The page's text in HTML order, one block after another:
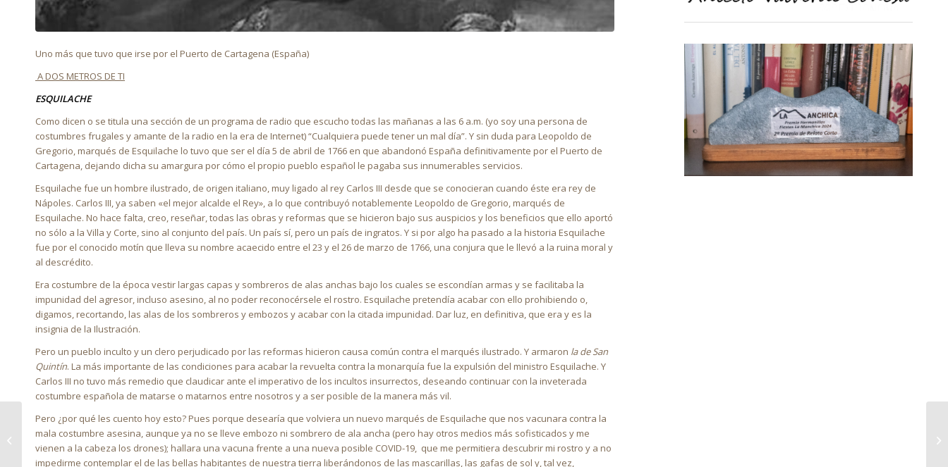
Uno más que tuvo que irse por el Puerto de Cartagena (España)
A DOS METROS DE TI
ESQUILACHE
Como dicen o se titula una sección de un programa de radio que escucho todas las mañanas a las 6 a.m. (yo soy una persona de
costumbres frugales y amante de la radio en la era de Internet) “Cualquiera puede tener un mal día”. Y sin duda para Leopoldo de
Gregorio, marqués de Esquilache lo tuvo que ser el día 5 de abril de 1766 en que abandonó España definitivamente por el Puerto de
Cartagena, dejando dicha su amargura por cómo el propio pueblo español le pagaba sus innumerables servicios.
Esquilache fue un hombre ilustrado, de origen italiano, muy ligado al rey Carlos III desde que se conocieran cuando éste era rey de
Nápoles. Carlos III, ya saben «el mejor alcalde el Rey», a lo que contribuyó notablemente Leopoldo de Gregorio, marqués de
Esquilache. No hace falta, creo, reseñar, todas las obras y reformas que se hicieron bajo sus auspicios y los beneficios que ello aportó
no sólo a la Villa y Corte, sino al conjunto del país. Un país sí, pero un país de ingratos. Y si por algo ha pasado a la historia Esquilache
fue por el conocido motín que lleva su nombre acaecido entre el 23 y el 26 de marzo de 1766, una conjura que le llevó a la ruina moral y
al descrédito.
Era costumbre de la época vestir largas capas y sombreros de alas anchas bajo los cuales se escondían armas y se facilitaba la
impunidad del agresor, incluso asesino, al no poder reconocérsele el rostro. Esquilache pretendía acabar con ello prohibiendo o,
digamos, recortando, las alas de los sombreros y embozos y acabar con la citada impunidad. Dar luz, en definitiva, que era y es la
insignia de la Ilustración.
Pero un pueblo inculto y un clero perjudicado por las reformas hicieron causa común contra el marqués ilustrado. Y armaron la de San
Quintín. La más importante de las condiciones para acabar la revuelta contra la monarquía fue la expulsión del ministro Esquilache. Y
Carlos III no tuvo más remedio que claudicar ante el imperativo de los incultos insurrectos, deseando continuar con la inveterada
costumbre española de matarse o matarnos entre nosotros y a ser posible de la manera más vil.
Pero ¿por qué les cuento hoy esto? Pues porque desearía que volviera un nuevo marqués de Esquilache que nos vacunara contra la
mala costumbre asesina, aunque ya no se lleve embozo ni sombrero de ala ancha (pero hay otros medios más sofisticados y me
vienen a la cabeza los drones); hallara una vacuna frente a una nueva posible COVID-19, que me permitiera descubrir mi rostro y a no
impedirme contemplar el de las bellas habitantes de nuestra tierra liberándonos de las mascarillas, las gafas de sol y, tal vez,
LAS CHICAS DEL BRONX